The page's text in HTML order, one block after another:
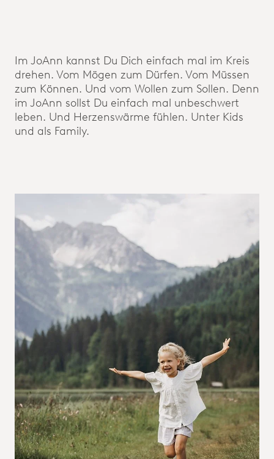
Im JoAnn kannst Du Dich einfach mal im Kreis
drehen. Vom Mögen zum Dürfen. Vom Müssen
zum Können. Und vom Wollen zum Sollen. Denn
im JoAnn sollst Du einfach mal unbeschwert
leben. Und Herzenswärme fühlen. Unter Kids
und als Family.